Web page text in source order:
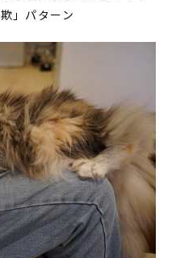
」パターン